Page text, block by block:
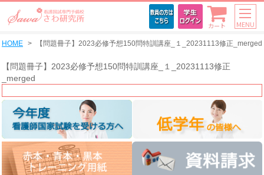
カート MENU
HOME 【問題冊子】2023必修予想150問特訓講座_１_20231113修正_merged
【問題冊子】2023必修予想150問特訓講座_１_20231113修正
_merged